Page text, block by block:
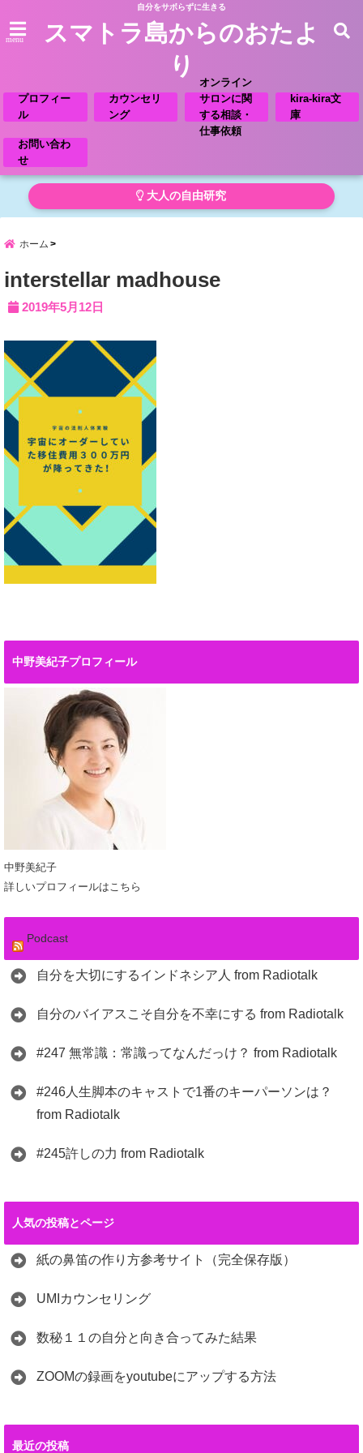
自分をサボらずに生きる
menu
スマトラ島からのおたよ
り
プロフィー
ル
カウンセリ
ング
オンライン
サロンに関
する相談・
仕事依頼
kira-kira文
庫
お問い合わ
せ
大人の自由研究
ホーム
interstellar madhouse
2019年5月12日
中野美紀子プロフィール
中野美紀子
詳しいプロフィールはこちら
Podcast
自分を大切にするインドネシア人 from Radiotalk
自分のバイアスこそ自分を不幸にする from Radiotalk
#247 無常識：常識ってなんだっけ？ from Radiotalk
#246人生脚本のキャストで1番のキーパーソンは？
from Radiotalk
#245許しの力 from Radiotalk
人気の投稿とページ
紙の鼻笛の作り方参考サイト（完全保存版）
UMIカウンセリング
数秘１１の自分と向き合ってみた結果
ZOOMの録画をyoutubeにアップする方法
最近の投稿